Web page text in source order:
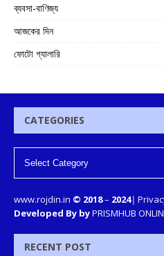
ব্যবসা-বাণিজ্য
আজকের দিন
ফোটো গ্যালারি
CATEGORIES
www.rojdin.in © 2018– 2024|
Developed By byPRISMHUB
RECENT POST